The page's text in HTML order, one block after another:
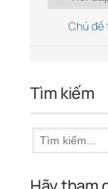
Chủ đề
Tìm kiếm